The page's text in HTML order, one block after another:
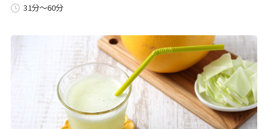
31分～60分